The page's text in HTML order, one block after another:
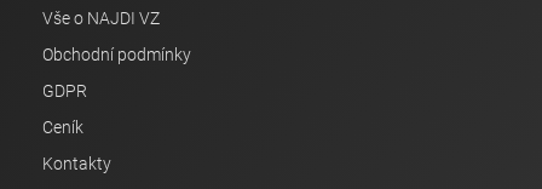
Vše o NAJDI VZ
Obchodní podmínky
GDPR
Ceník
Kontakty